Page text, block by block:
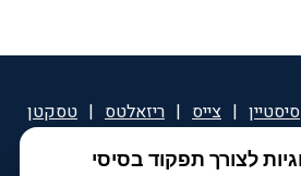
לצורך תפקוד בסיסי
סיסטיין | צייס | ריזאלטס | טסקטן
| יוטיפרו פלוס | קוקידנט |
DROPsept ®